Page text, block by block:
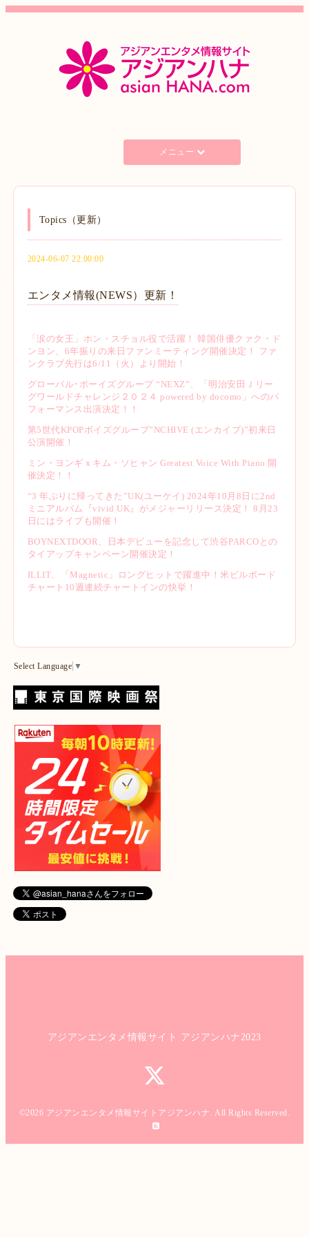
メニュー
Topics（更新）
2024-06-07 22:00:00
エンタメ情報(NEWS）更新！
「涙の女王」ホン・スチョル役で活躍！ 韓国俳優クァク・ド
ンヨン、6年振りの来日ファンミーティング開催決定！ ファ
ンクラブ先行は6/11（火）より開始！
グローバル･ボーイズグループ “NEXZ”、「明治安田Ｊリー
グワールドチャレンジ２０２４ powered by docomo」へのパ
フォーマンス出演決定！！
第5世代KPOPボイズグループ”NCHIVE (エンカイブ)”初来日
公演開催！
ミン・ヨンギｘキム・ソヒャン Greatest Voice With Piano 開
催決定！！
“3 年ぶりに帰ってきた”UK(ユーケイ) 2024年10月8日に2nd
ミニアルバム『vivid UK』がメジャーリリース決定！ 8月23
日にはライブも開催！
BOYNEXTDOOR、日本デビューを記念して渋谷PARCOとの
タイアップキャンペーン開催決定！
ILLIT、「Magnetic」ロングヒットで躍進中！米ビルボード
チャート10週連続チャートインの快挙！
Select Language ▼
アジアンエンタメ情報サイト アジアンハナ2023
©2026 アジアンエンタメ情報サイトアジアンハナ. All Rights Reserved.